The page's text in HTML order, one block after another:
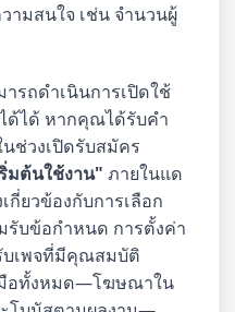
ามสนใจ เช่น จำนวนผู้
รถดำเนินการเปิดใช้
ด้ได้ หากคุณได้รับคำ
ช่วงเปิดรับสมัคร
มต้นใช้งาน" ภายในแด
ยวข้องกับการเลือก
รับข้อกำหนด การตั้งค่า
เพจที่มีคุณสมบัติ
อทั้งหมด—โฆษณาใน